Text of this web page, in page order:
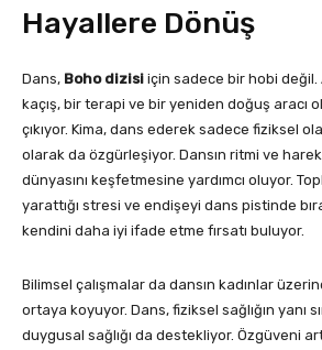
Hayallere Dönüş
Dans, Boho dizisi için sadece bir hobi değil.
kaçış, bir terapi ve bir yeniden doğuş aracı
çıkıyor. Kima, dans ederek sadece fiziksel
olarak da özgürleşiyor. Dansın ritmi ve
dünyasını keşfetmesine yardımcı oluyor.
yarattığı stresi ve endişeyi dans pistinde
kendini daha iyi ifade etme fırsatı buluyor.
Bilimsel çalışmalar da dansın kadınlar
ortaya koyuyor. Dans, fiziksel sağlığın yanı
duygusal sağlığı da destekliyor. Özgüveni